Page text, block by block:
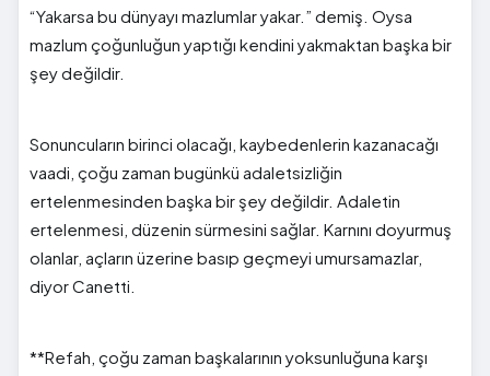
“Yakarsa bu dünyayı mazlumlar yakar.” demiş. Oysa
mazlum çoğunluğun yaptığı kendini yakmaktan başka bir
şey değildir.
Sonuncuların birinci olacağı, kaybedenlerin kazanacağı
vaadi, çoğu zaman bugünkü adaletsizliğin
ertelenmesinden başka bir şey değildir. Adaletin
ertelenmesi, düzenin sürmesini sağlar. Karnını doyurmuş
olanlar, açların üzerine basıp geçmeyi umursamazlar,
diyor Canetti.
**Refah, çoğu zaman başkalarının yoksunluğuna karşı